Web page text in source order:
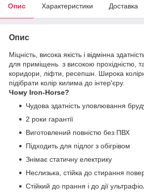
Опис Характеристики Доставка
Опис
Міцність, висока якість і відмінна
для приміщень з високою прохідністю,
коридори, ліфти, ресепшн. Широка
підібрати колір килима до інтер'єру.
Чому Iron-Horse?
Чудова здатність уловлювання
2 роки гарантії
Виготовлений повністю без ПВХ
Підходить для підлог з обігрівом
Знімає статичну електрику
Неслизька, стійка до стирання
Стійкий до прання і до дії